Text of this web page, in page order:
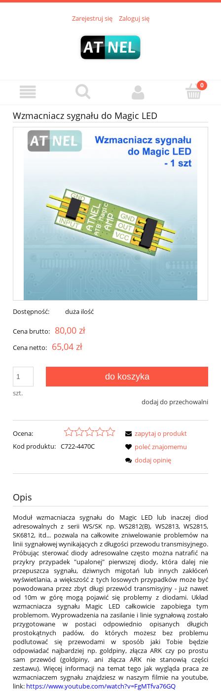
Zarejestruj się Zaloguj się
Wzmacniacz sygnału do Magic LED
Dostępność: duża ilość
Cena brutto: 80,00 zł
Cena netto: 65,04 zł
szt.
do koszyka
dodaj do przechowalni
Ocena:
Kod produktu: C722-4470C
zapytaj o produkt
poleć znajomemu
dodaj opinię
Opis
Moduł wzmacniacza sygnału do Magic LED lub inaczej diod
adresowalnych z serii WS/SK np. WS2812(B), WS2813, WS2815,
SK6812, itd... pozwala na całkowite zniwelowanie problemów na
linii sygnałowej wynikających z długości przewodu transmisyjnego.
Próbując sterować diody adresowalne często można natrafić na
przykry przypadek "upalonej" pierwszej diody, która dalej nie
przepuszcza sygnału, dziwnych migotań lub innych zakłóceń
wyświetlania, a większość z tych losowych przypadków może być
powodowana przez zbyt długi przewód transmisyjny - już nawet
od 10m w górę mogą pojawić się problemy z diodami. Układ
wzmacniacza sygnału Magic LED całkowicie zapobiega tym
problemom. Wyprowadzenia na zasilanie i linie sygnałową zostało
przygotowane w postaci odpowiednio opisanych długich
prostokątnych padów, do których możesz bez problemu
podlutować się przewodami w sposób jaki Tobie będzie
odpowiadać najbardziej np. goldpiny, złącza ARK czy po prostu
sam przewód (goldpiny, ani złącza ARK nie stanowią części
zestawu). Więcej informacji na temat tego jak wygląda praca ze
wzmacniaczem sygnału znajdziesz w naszym filmie na youtube,
link: https://www.youtube.com/watch?v=FgMTfva76GQ